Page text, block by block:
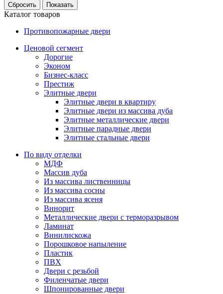
Каталог товаров
Противопожарные двери
Ценовой сегмент
Дорогие
Эконом
Бизнес-класс
Престиж
Элитные двери
Элитные двери в квартиру
Элитные двери из массива дуба
Элитные металлические двери
Элитные парадные двери
Элитные стальные двери
По виду отделки
МДФ
Массив дуба
Из массива лиственницы
Из массива сосны
Из массива ясеня
Винорит
Металлические двери с терморазрывом
Ламинат
Винилискожа
Порошковое напыление
Пластик
ПВХ
Двери с резьбой
Филенчатые двери
Шпонированные двери